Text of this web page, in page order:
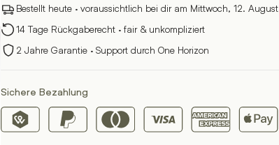
Menge
Bestellt heute · voraussichtlich bei dir am Mittwoch, 12. August
14 Tage Rückgaberecht · fair & unkompliziert
2 Jahre Garantie · Support durch One Horizon
Sichere Bezahlung